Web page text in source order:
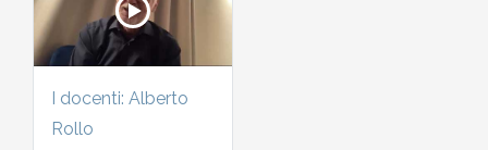
I docenti: Alberto
Rollo